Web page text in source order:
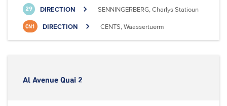
29 DIRECTION SENNINGERBERG, Charlys Statioun
CN1 DIRECTION CENTS, Waassertuerm
Al Avenue Quai 2